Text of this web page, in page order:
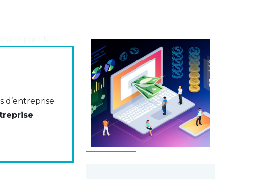
potentiels de la
sur ce sujet. En
de tout temps,
d’activités de «
et le régulateur
d’entreprise